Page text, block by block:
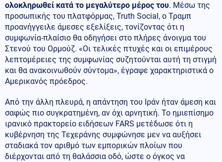
ολοκληρωθεί κατά το μεγαλύτερο μέρος του. Μέσω της
προσωπικής του πλατφόρμας, Truth Social, ο Τραμπ
προανήγγειλε άμεσες εξελίξεις, τονίζοντας ότι η
συμφωνία-πλαίσιο θα οδηγήσει στο πλήρες άνοιγμα του
Στενού του Ορμούζ. «Οι τελικές πτυχές και οι επιμέρους
λεπτομέρειες της συμφωνίας συζητούνται αυτή τη στιγμή
και θα ανακοινωθούν σύντομα», έγραψε χαρακτηριστικά ο
Αμερικανός πρόεδρος.
Από την άλλη πλευρά, η απάντηση του Ιράν ήταν άμεση και
σαφώς πιο συγκρατημένη, αν όχι αρνητική. Το ημιεπίσημο
ιρανικό πρακτορείο ειδήσεων FARS μετέδωσε ότι η
κυβέρνηση της Τεχεράνης συμφώνησε μεν να αυξήσει
σταδιακά τον αριθμό των εμπορικών πλοίων που
διέρχονται από τη θαλάσσια οδό, ώστε ο όγκος να